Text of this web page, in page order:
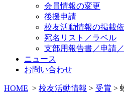
会員情報の変更
後援申請
校友活動情報の掲載
宛名リスト／ラベル
支部用報告書／申請
ニュース
お問い合わせ
HOME > 校友活動情報 > 受賞 >